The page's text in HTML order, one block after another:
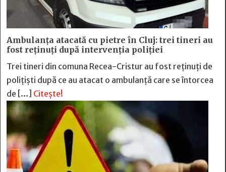
Ambulanța atacată cu pietre în Cluj: trei tineri au
fost reținuți după intervenția poliției
Trei tineri din comuna Recea-Cristur au fost reținuți de
polițiști după ce au atacat o ambulanță care se întorcea
de […] Citește!